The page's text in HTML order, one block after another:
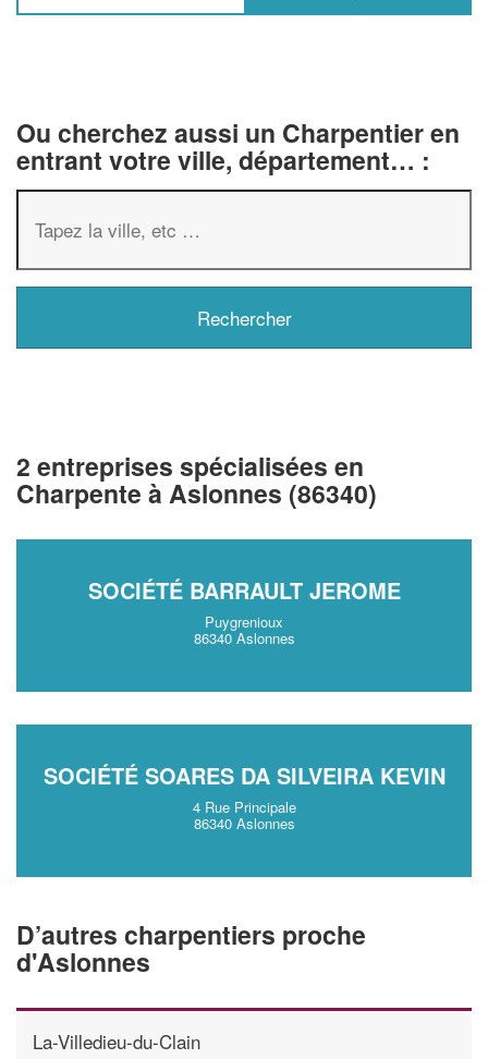
Ou cherchez aussi un Charpentier en
entrant votre ville, département… :
2 entreprises spécialisées en
Charpente à Aslonnes (86340)
SOCIÉTÉ BARRAULT JEROME
Puygrenioux
86340 Aslonnes
SOCIÉTÉ SOARES DA SILVEIRA KEVIN
4 Rue Principale
86340 Aslonnes
D’autres charpentiers proche
d'Aslonnes
La-Villedieu-du-Clain